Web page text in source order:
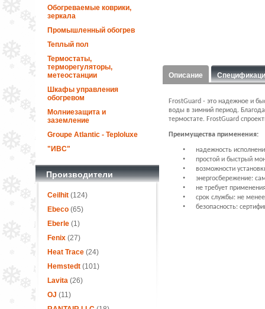
Обогреваемые коврики,
зеркала
Промышленный обогрев
Теплый пол
Термостаты,
терморегуляторы,
метеостанции
Шкафы управления
обогревом
Молниезащита и
заземление
Groupe Atlantic - Teploluxe
"ИВС"
Производители
Ceilhit(124)
Ebeco(65)
Eberle(1)
Fenix(27)
Heat Trace(24)
Hemstedt(101)
Lavita(26)
OJ (11)
Описание
FrostGuard - это надежное и
воды в зимний период.
термостате. FrostGuard
Преимущества применения:
• надежность
• простой и быстрый
• возможности
• энергосбережение:
• не требует
• срок службы: не
• безопасность: